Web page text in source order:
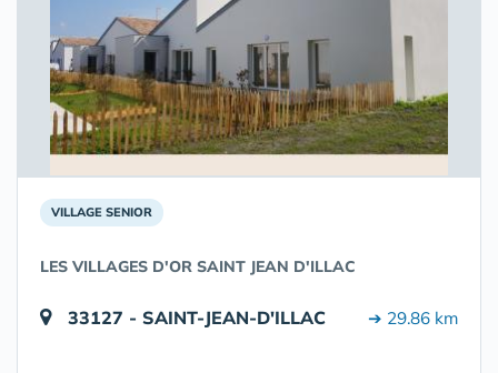
VILLAGE SENIOR
LES VILLAGES D'OR SAINT JEAN D'ILLAC
33127 - SAINT-JEAN-D'ILLAC ➔ 29.86 km